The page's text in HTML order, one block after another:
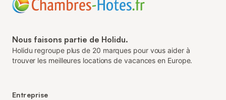
Nous faisons partie de Holidu.
Holidu regroupe plus de 20 marques pour vous aider à
trouver les meilleures locations de vacances en Europe.
Entreprise